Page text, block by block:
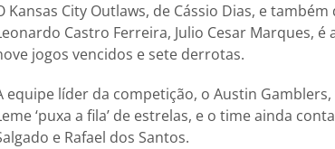
Kansas City Outlaws, de Cássio Dias, e
Castro Ferreira, Julio Cesar Marques,
jogos vencidos e sete derrotas.
equipe líder da competição, o Austin
‘puxa a fila’ de estrelas, e o time ainda
e Rafael dos Santos.